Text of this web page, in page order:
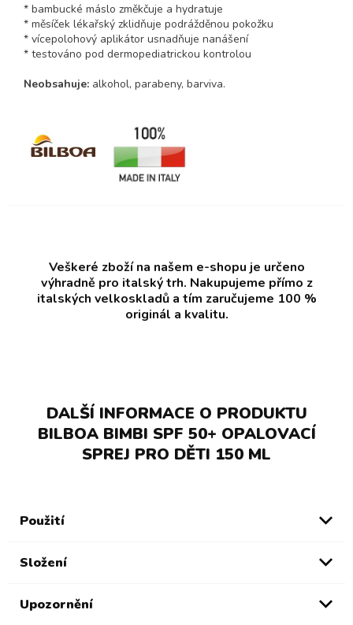
* bambucké máslo změkčuje a hydratuje
* měsíček lékařský zklidňuje podrážděnou pokožku
* vícepolohový aplikátor usnadňuje nanášení
* testováno pod dermopediatrickou kontrolou
Neobsahuje: alkohol, parabeny, barviva.
Veškeré zboží na našem e-shopu je určeno
výhradně pro italský trh. Nakupujeme přímo z
italských velkoskladů a tím zaručujeme 100 %
originál a kvalitu.
DALŠÍ INFORMACE O PRODUKTU
BILBOA BIMBI SPF 50+ OPALOVACÍ
SPREJ PRO DĚTI 150 ML
Použití
Složení
Upozornění